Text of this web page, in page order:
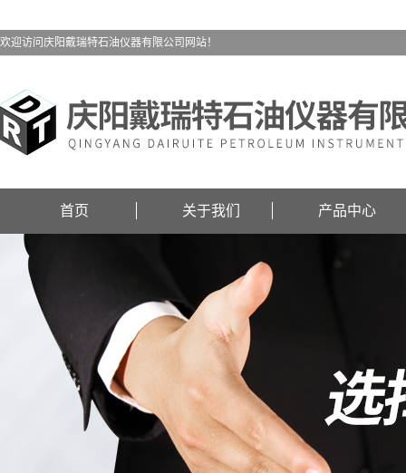
欢迎访问庆阳戴瑞特石油仪器有限公司网站！
首页 关于我们 产品中心